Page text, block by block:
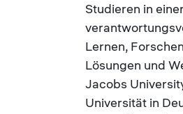
Studieren in
Lernen,
Lösungen und
Jacobs
Universität in